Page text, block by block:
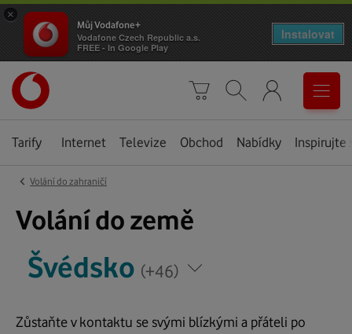
stránka
Košík Vyhledávání Menu
Tarify Internet Televize Obchod Nabídky Inspirujte
‹ Volání do zahraničí
Volání do země
Napište
zemi,
voláte
Švédsko (+46)
Napište
zemi,
voláte
Zůstaňte v kontaktu se svými blízkými a přáteli po
×
Můj Vodafone+
Vodafone Czech Republic a.s.
FREE - In Google Play
Instalovat